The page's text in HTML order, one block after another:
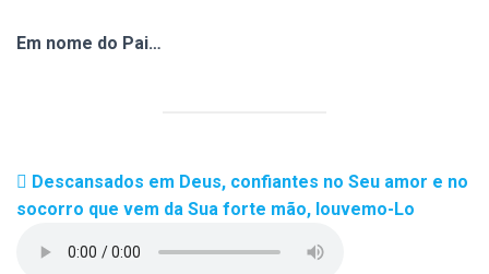
Em nome do Pai…
Descansados em Deus, confiantes no Seu amor e no
socorro que vem da Sua forte mão, louvemo-Lo